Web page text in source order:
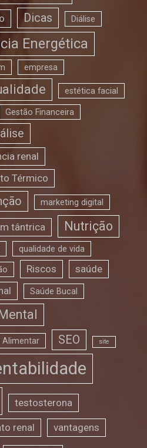
Dicas Diálise
Energética
empresa
estética facial
Gestão Financeira
renal
Térmico
marketing digital
tântrica Nutrição
qualidade de vida
Riscos
saúde
Saúde Bucal
Alimentar SEO site
testosterona
renal
vantagens